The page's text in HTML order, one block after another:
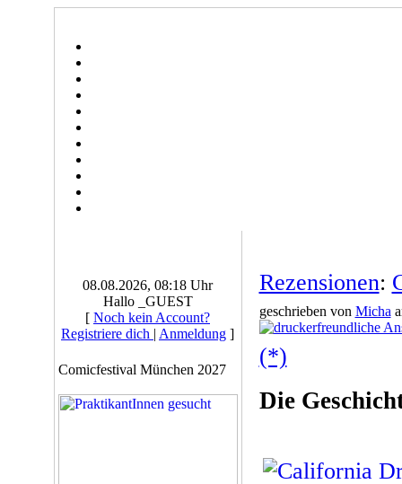
08.08.2026, 08:18 Uhr
Hallo _GUEST
[ Noch kein Account?
Registriere dich | Anmeldung ]
Comicfestival München 2027
Rezensionen:
geschrieben von Micha
(*)
Die